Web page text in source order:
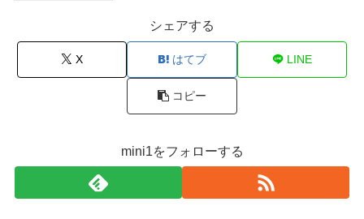
シェアする
X はてブ LINE
コピー
mini1をフォローする